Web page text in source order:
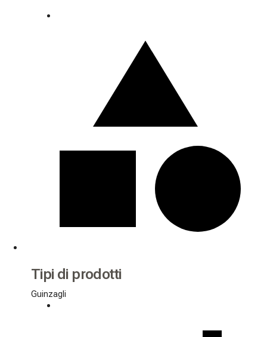
Tipi di prodotti
Guinzagli